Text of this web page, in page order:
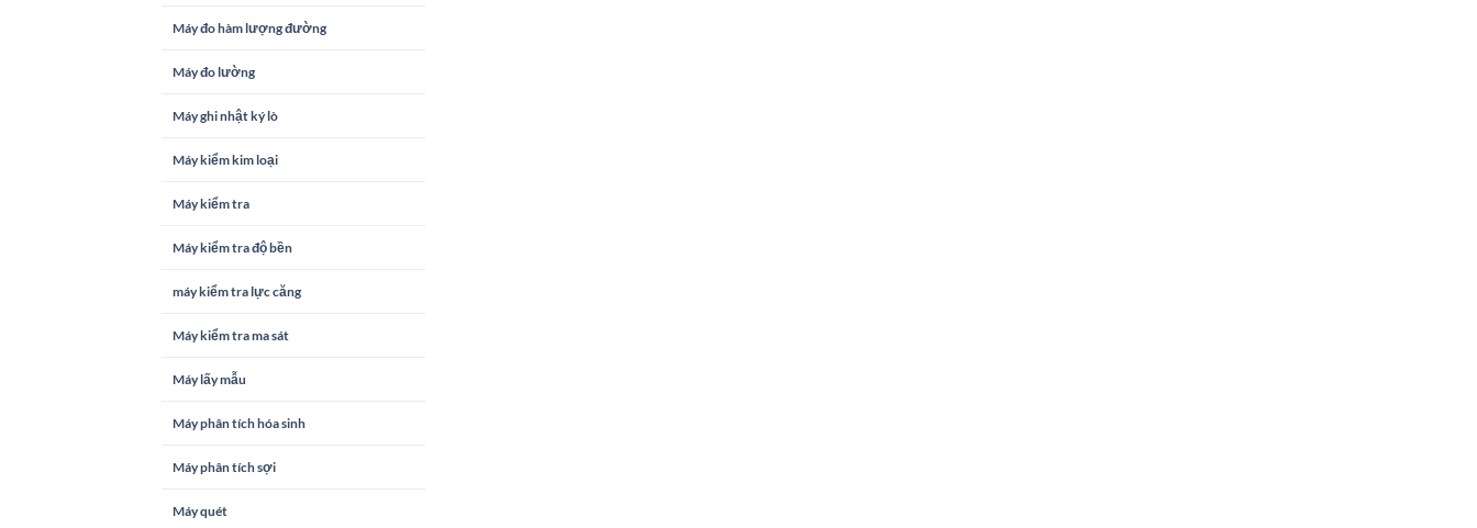
Máy đo hàm lượng đường
Máy đo lường
Máy ghi nhật ký lò
Máy kiểm kim loại
Máy kiểm tra
Máy kiểm tra độ bền
máy kiểm tra lực căng
Máy kiểm tra ma sát
Máy lấy mẫu
Máy phân tích hóa sinh
Máy phân tích sợi
Máy quét